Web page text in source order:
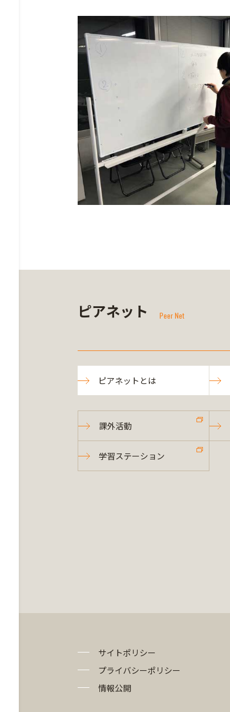
ピアネット Peer Net
ピアネットとは
課外活動
学習ステーション
サイトポリシー
プライバシーポリシー
情報公開